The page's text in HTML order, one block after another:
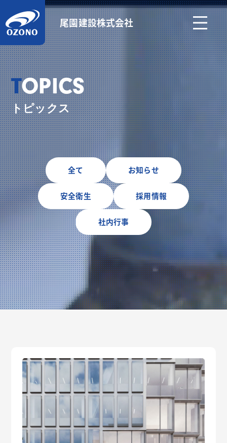
尾園建設株式会社
TOPICS
トピックス
全て お知らせ
安全衛生 採用情報
社内行事